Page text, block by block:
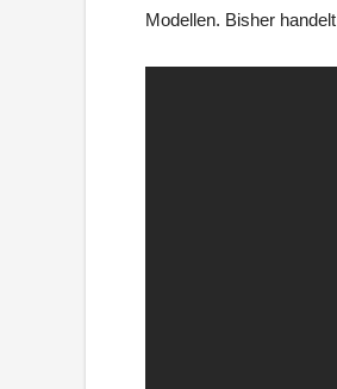
Modellen. Bisher